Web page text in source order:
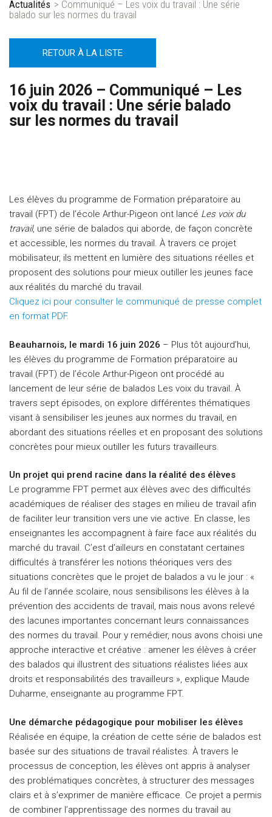
Actualités > Communiqué – Les voix du travail : Une série
balado sur les normes du travail
RETOUR À LA LISTE
16 juin 2026 – Communiqué – Les
voix du travail : Une série balado
sur les normes du travail
Les élèves du programme de Formation préparatoire au
travail (FPT) de l’école Arthur-Pigeon ont lancé Les voix du
travail, une série de balados qui aborde, de façon concrète
et accessible, les normes du travail. À travers ce projet
mobilisateur, ils mettent en lumière des situations réelles et
proposent des solutions pour mieux outiller les jeunes face
aux réalités du marché du travail.
Cliquez ici pour consulter le communiqué de presse complet
en format PDF.
Beauharnois, le mardi 16 juin 2026 – Plus tôt aujourd’hui,
les élèves du programme de Formation préparatoire au
travail (FPT) de l’école Arthur-Pigeon ont procédé au
lancement de leur série de balados Les voix du travail. À
travers sept épisodes, on explore différentes thématiques
visant à sensibiliser les jeunes aux normes du travail, en
abordant des situations réelles et en proposant des solutions
concrètes pour mieux outiller les futurs travailleurs.
Un projet qui prend racine dans la réalité des élèves
Le programme FPT permet aux élèves avec des difficultés
académiques de réaliser des stages en milieu de travail afin
de faciliter leur transition vers une vie active. En classe, les
enseignantes les accompagnent à faire face aux réalités du
marché du travail. C’est d’ailleurs en constatant certaines
difficultés à transférer les notions théoriques vers des
situations concrètes que le projet de balados a vu le jour : «
Au fil de l’année scolaire, nous sensibilisons les élèves à la
prévention des accidents de travail, mais nous avons relevé
des lacunes importantes concernant leurs connaissances
des normes du travail. Pour y remédier, nous avons choisi une
approche interactive et créative : amener les élèves à créer
des balados qui illustrent des situations réalistes liées aux
droits et responsabilités des travailleurs », explique Maude
Duharme, enseignante au programme FPT.
Une démarche pédagogique pour mobiliser les élèves
Réalisée en équipe, la création de cette série de balados est
basée sur des situations de travail réalistes. À travers le
processus de conception, les élèves ont appris à analyser
des problématiques concrètes, à structurer des messages
clairs et à s’exprimer de manière efficace. Ce projet a permis
de combiner l’apprentissage des normes du travail au